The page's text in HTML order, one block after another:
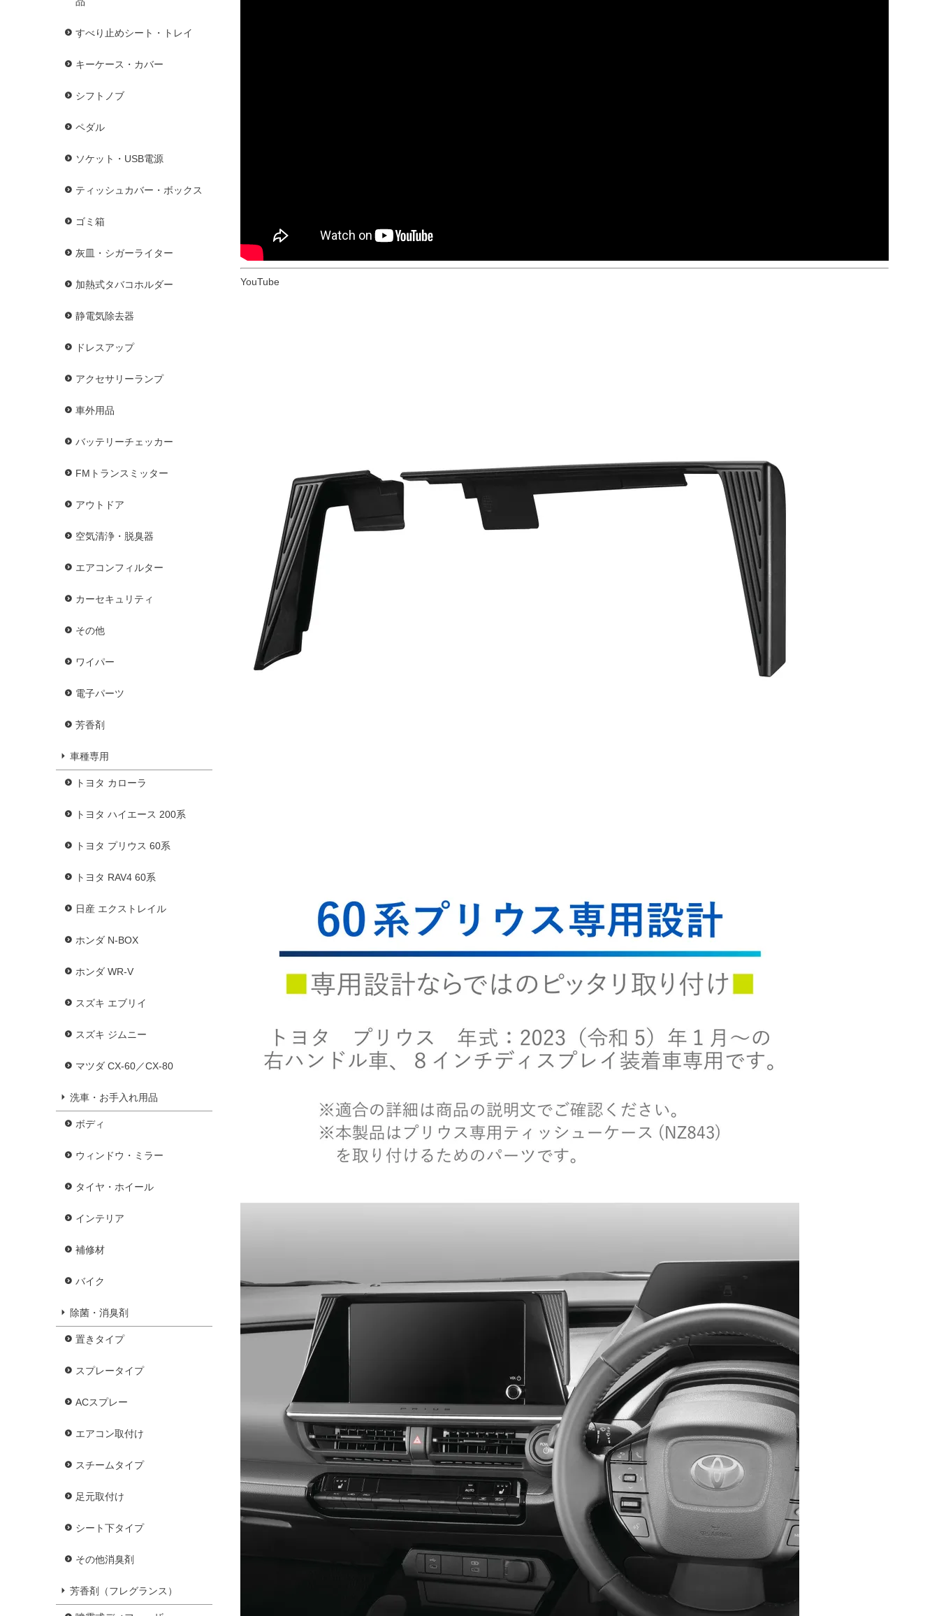
すべり止めシート・トレイ
キーケース・カバー
シフトノブ
ペダル
ソケット・USB電源
ティッシュカバー・ボックス
ゴミ箱
灰皿・シガーライター
加熱式タバコホルダー
静電気除去器
ドレスアップ
アクセサリーランプ
車外用品
バッテリーチェッカー
FMトランスミッター
アウトドア
空気清浄・脱臭器
エアコンフィルター
カーセキュリティ
その他
ワイパー
電子パーツ
芳香剤
車種専用
トヨタ カローラ
トヨタ ハイエース 200系
トヨタ プリウス 60系
トヨタ RAV4 60系
日産 エクストレイル
ホンダ N-BOX
ホンダ WR-V
スズキ エブリイ
スズキ ジムニー
マツダ CX-60／CX-80
洗車・お手入れ用品
ボディ
ウィンドウ・ミラー
タイヤ・ホイール
インテリア
補修材
バイク
除菌・消臭剤
置きタイプ
スプレータイプ
ACスプレー
エアコン取付け
スチームタイプ
足元取付け
シート下タイプ
その他消臭剤
芳香剤（フレグランス）
YouTube